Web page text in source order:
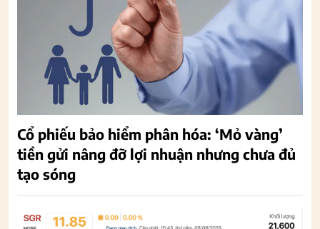
Cổ phiếu bảo hiểm phân hóa: ‘Mỏ vàng’
tiền gửi nâng đỡ lợi nhuận nhưng chưa đủ
tạo sóng